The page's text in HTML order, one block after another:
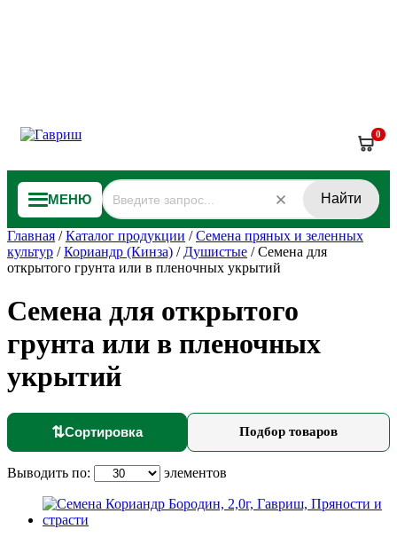
0
МЕНЮ Найти
Главная /Каталог продукции /Семена пряных и зеленных
культур /Кориандр (Кинза) / Душистые /Семена для
открытого грунта или в пленочных укрытий
Семена для открытого
грунта или в пленочных
укрытий
⇅Сортировка Подбор товаров
Выводить по: элементов